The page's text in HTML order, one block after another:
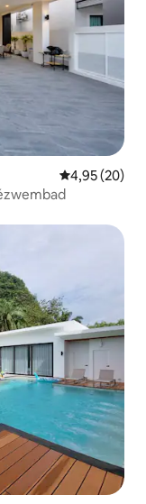
Gemiddelde
4,95 (20)